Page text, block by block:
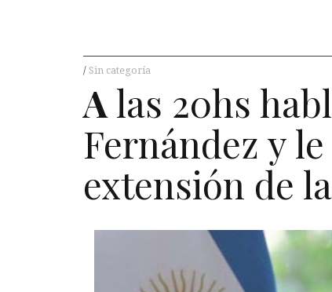
Sin categoría
Alas 20hs
Fernández y
extensión de la